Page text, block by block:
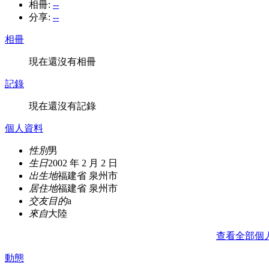
相冊: --
分享: --
相冊
現在還沒有相冊
記錄
現在還沒有記錄
個人資料
性別男
生日2002 年 2 月 2 日
出生地福建省 泉州市
居住地福建省 泉州市
交友目的a
來自大陸
查看全部個
動態